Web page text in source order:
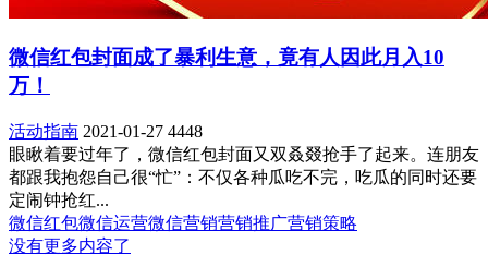
微信红包封面成了暴利生意，竟有人因此月入10
万！
活动指南 2021-01-27 4448
眼瞅着要过年了，微信红包封面又双叒叕抢手了起来。连朋友
都跟我抱怨自己很“忙”：不仅各种瓜吃不完，吃瓜的同时还要
定闹钟抢红...
微信红包微信运营微信营销营销推广营销策略
没有更多内容了